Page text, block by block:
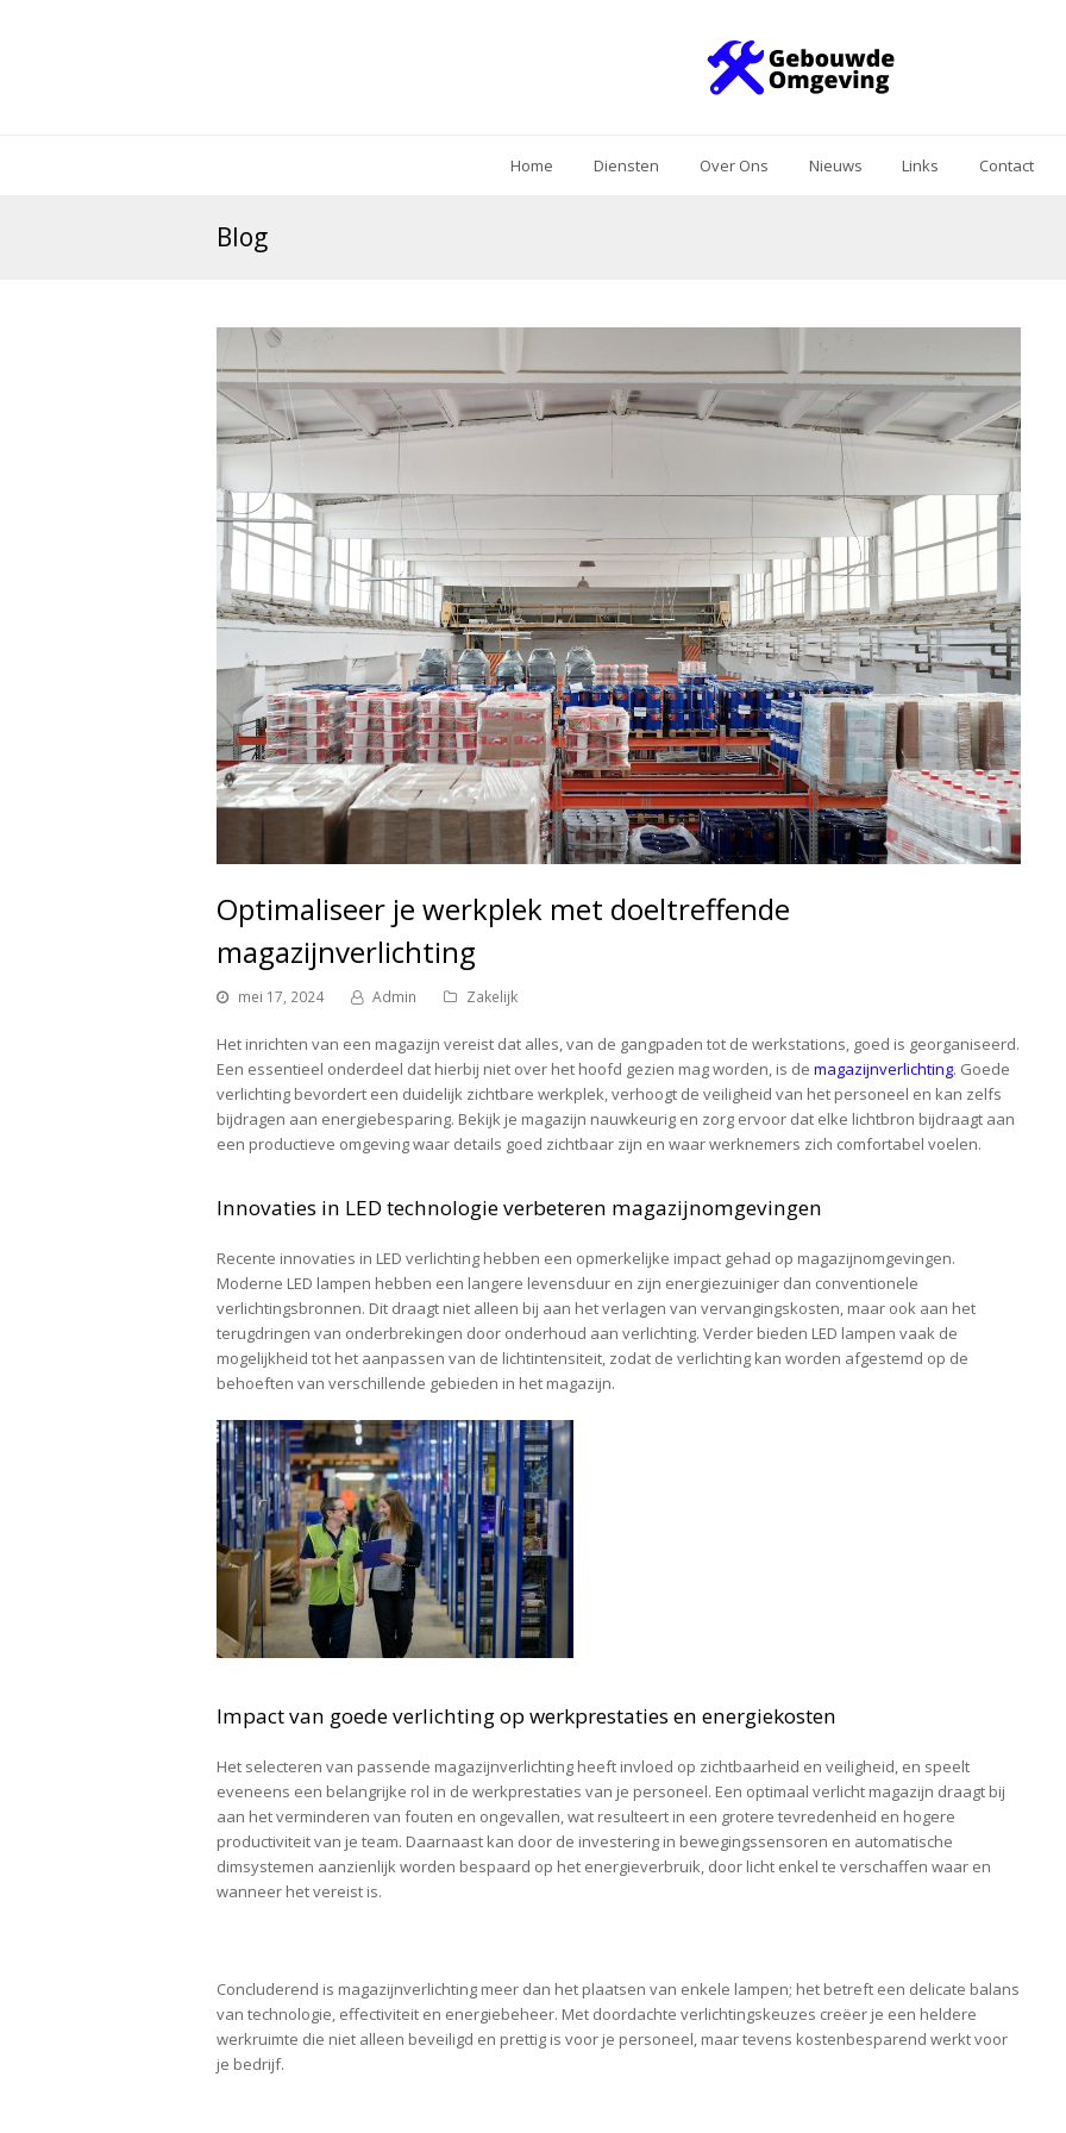
Home Diensten Over Ons Nieuws Links Contact
Blog
Optimaliseer je werkplek met doeltreffende
magazijnverlichting
mei 17, 2024 Admin Zakelijk
Het inrichten van een magazijn vereist dat alles, van de gangpaden tot de werkstations, goed is georganiseerd.
Een essentieel onderdeel dat hierbij niet over het hoofd gezien mag worden, is de magazijnverlichting. Goede
verlichting bevordert een duidelijk zichtbare werkplek, verhoogt de veiligheid van het personeel en kan zelfs
bijdragen aan energiebesparing. Bekijk je magazijn nauwkeurig en zorg ervoor dat elke lichtbron bijdraagt aan
een productieve omgeving waar details goed zichtbaar zijn en waar werknemers zich comfortabel voelen.
Innovaties in LED technologie verbeteren magazijnomgevingen
Recente innovaties in LED verlichting hebben een opmerkelijke impact gehad op magazijnomgevingen.
Moderne LED lampen hebben een langere levensduur en zijn energiezuiniger dan conventionele
verlichtingsbronnen. Dit draagt niet alleen bij aan het verlagen van vervangingskosten, maar ook aan het
terugdringen van onderbrekingen door onderhoud aan verlichting. Verder bieden LED lampen vaak de
mogelijkheid tot het aanpassen van de lichtintensiteit, zodat de verlichting kan worden afgestemd op de
behoeften van verschillende gebieden in het magazijn.
Impact van goede verlichting op werkprestaties en energiekosten
Het selecteren van passende magazijnverlichting heeft invloed op zichtbaarheid en veiligheid, en speelt
eveneens een belangrijke rol in de werkprestaties van je personeel. Een optimaal verlicht magazijn draagt bij
aan het verminderen van fouten en ongevallen, wat resulteert in een grotere tevredenheid en hogere
productiviteit van je team. Daarnaast kan door de investering in bewegingssensoren en automatische
dimsystemen aanzienlijk worden bespaard op het energieverbruik, door licht enkel te verschaffen waar en
wanneer het vereist is.
Concluderend is magazijnverlichting meer dan het plaatsen van enkele lampen; het betreft een delicate balans
van technologie, effectiviteit en energiebeheer. Met doordachte verlichtingskeuzes creëer je een heldere
werkruimte die niet alleen beveiligd en prettig is voor je personeel, maar tevens kostenbesparend werkt voor
je bedrijf.